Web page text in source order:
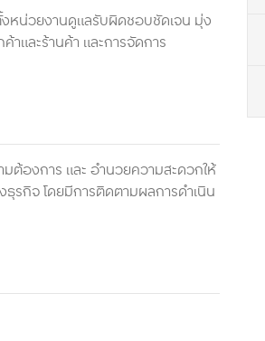
งหน่วยงานดูแลรับผิดชอบชัดเจน มุ่ง
และร้านค้า และการจัดการ
ต้องการ และ อำนวยความสะดวกให้
ธุรกิจ โดยมีการติดตามผลการดำเนิน